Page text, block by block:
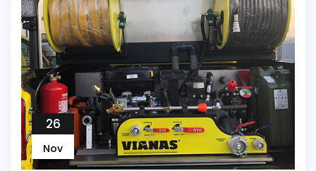
26
Nov